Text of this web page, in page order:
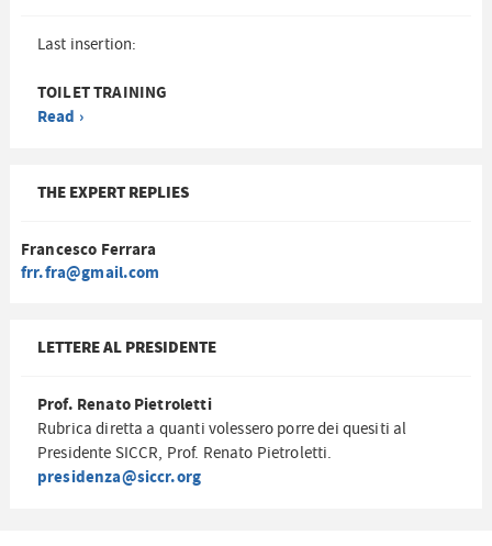
Last insertion:
TOILET TRAINING
Read ›
THE EXPERT REPLIES
Francesco Ferrara
frr.fra@gmail.com
LETTERE AL PRESIDENTE
Prof. Renato Pietroletti
Rubrica diretta a quanti volessero porre dei quesiti al
Presidente SICCR, Prof. Renato Pietroletti.
presidenza@siccr.org